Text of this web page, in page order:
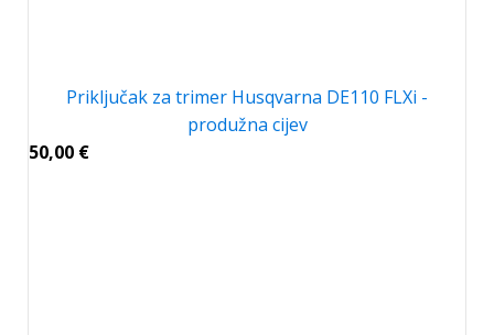
Priključak za trimer Husqvarna DE110 FLXi -
produžna cijev
50,00 €